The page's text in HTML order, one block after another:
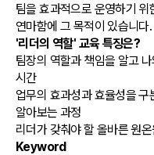
팀을 효과적으로 운영하기
연마함에 그 목적이 있습니다.
'리더의 역할' 교육 특징은?
팀장의 역할과 책임을 알고
시간
업무의 효과성과 효율성을
알아보는 과정
리더가 갖춰야 할 올바른 원
Keyword